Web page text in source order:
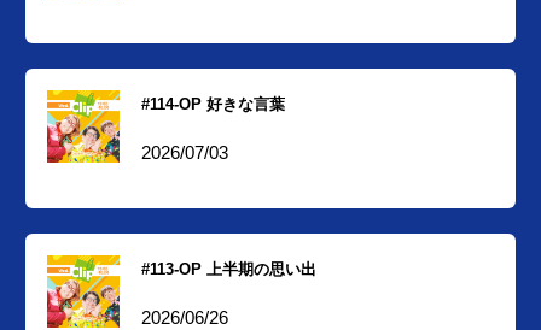
#114-OP 好きな言葉
2026/07/03
#113-OP 上半期の思い出
2026/06/26